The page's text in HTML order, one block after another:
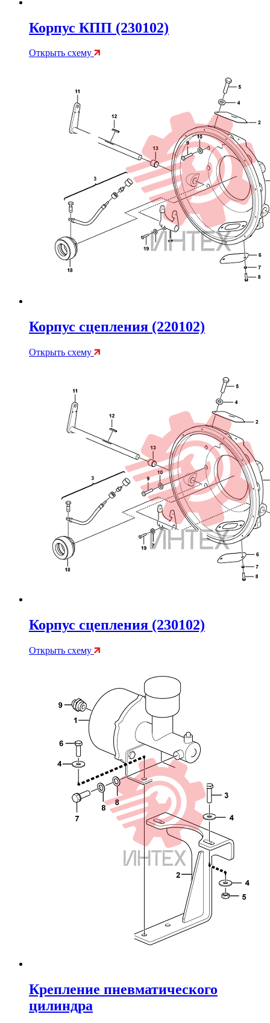
Корпус КПП (230102)
Открыть схему
Корпус сцепления (220102)
Открыть схему
Корпус сцепления (230102)
Открыть схему
Крепление пневматического
цилиндра